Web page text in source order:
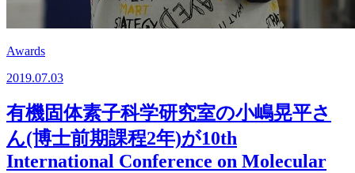
Awards
2019.07.03
有機固体素子科学研究室の小嶋晃平さ
ん(博士前期課程2年)が10th
International Conference on Molecular